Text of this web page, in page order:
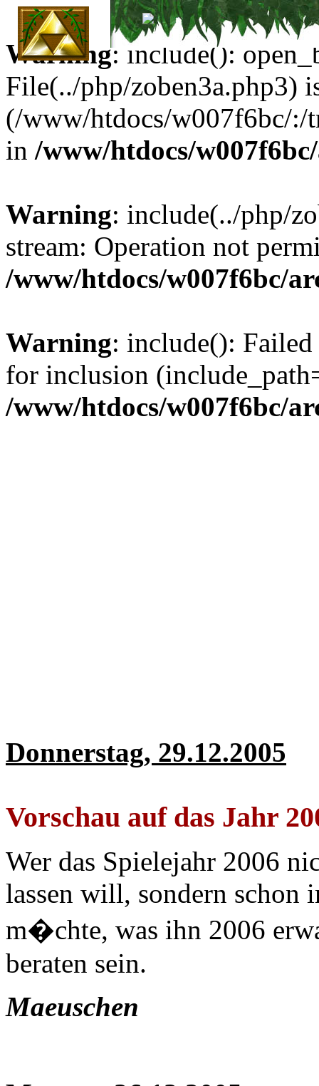
Warning: include():
File(../php/zoben3a.php3)
(/www/htdocs/w007f6bc/:/
in /www/htdocs/
Warning: include(../php/
stream: Operation not
/www/htdocs/w007f6bc/
Warning: include():
for inclusion
/www/htdocs/w007f6bc/
Donnerstag, 29.12.2005
Vorschau auf das Jahr
Wer das Spielejahr 2006
lassen will, sondern schon
m�chte, was ihn 2006
beraten sein.
Maeuschen